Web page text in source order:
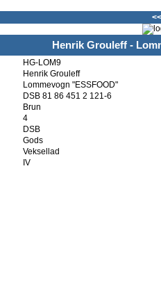
<<
Henrik Grouleff -
HG-LOM9
Henrik Grouleff
Lommevogn "ESSFOOD"
DSB 81 86 451 2 121-6
Brun
4
DSB
Gods
Veksellad
IV